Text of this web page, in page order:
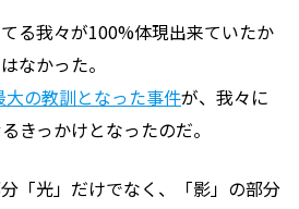
る我々が100%体現出来ていたか
なかった。
の教訓となった事件が、我々に
きっかけとなったのだ。
「光」だけでなく、「影」の部分